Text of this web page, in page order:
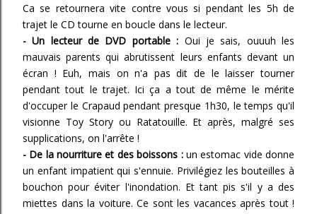
Ca se retournera vite contre vous si pendant les 5h de
trajet le CD tourne en boucle dans le lecteur.
- Un lecteur de DVD portable : Oui je sais, ouuuh les
mauvais parents qui abrutissent leurs enfants devant un
écran ! Euh, mais on n'a pas dit de le laisser tourner
pendant tout le trajet. Ici ça a tout de même le mérite
d'occuper le Crapaud pendant presque 1h30, le temps qu'il
visionne Toy Story ou Ratatouille. Et après, malgré ses
supplications, on l'arrête !
- De la nourriture et des boissons :un estomac vide donne
un enfant impatient qui s'ennuie. Privilégiez les bouteilles à
bouchon pour éviter l'inondation. Et tant pis s'il y a des
miettes dans la voiture. Ce sont les vacances après tout !